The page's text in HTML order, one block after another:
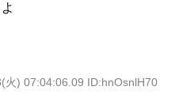
火) 07:04:06.09 ID:hnOsnlH70